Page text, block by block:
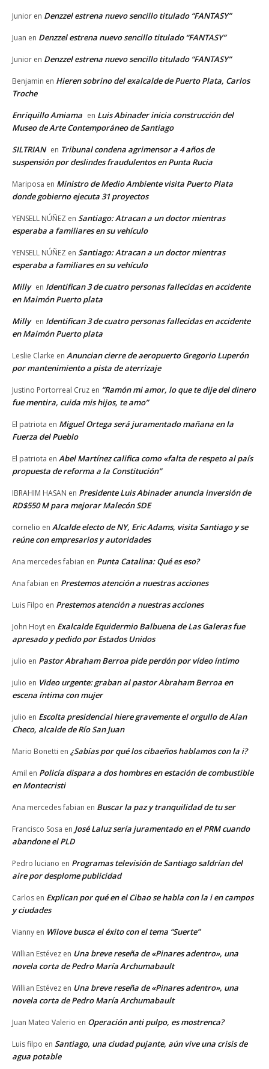
Junior en Denzzel estrena nuevo sencillo titulado “FANTASY”
Juan en Denzzel estrena nuevo sencillo titulado “FANTASY”
Junior en Denzzel estrena nuevo sencillo titulado “FANTASY”
Benjamin en Hieren sobrino del exalcalde de Puerto Plata, Carlos
Troche
Enriquillo Amiama en Luis Abinader inicia construcción del
Museo de Arte Contemporáneo de Santiago
SILTRIAN en Tribunal condena agrimensor a 4 años de
suspensión por deslindes fraudulentos en Punta Rucia
Mariposa en Ministro de Medio Ambiente visita Puerto Plata
donde gobierno ejecuta 31 proyectos
YENSELL NÚÑEZ en Santiago: Atracan a un doctor mientras
esperaba a familiares en su vehículo
YENSELL NÚÑEZ en Santiago: Atracan a un doctor mientras
esperaba a familiares en su vehículo
Milly en Identifican 3 de cuatro personas fallecidas en accidente
en Maimón Puerto plata
Milly en Identifican 3 de cuatro personas fallecidas en accidente
en Maimón Puerto plata
Leslie Clarke en Anuncian cierre de aeropuerto Gregorio Luperón
por mantenimiento a pista de aterrizaje
Justino Portorreal Cruz en “Ramón mi amor, lo que te dije del dinero
fue mentira, cuida mis hijos, te amo”
El patriota en Miguel Ortega será juramentado mañana en la
Fuerza del Pueblo
El patriota en Abel Martínez califica como «falta de respeto al país
propuesta de reforma a la Constitución”
IBRAHIM HASAN en Presidente Luis Abinader anuncia inversión de
RD$550 M para mejorar Malecón SDE
cornelio en Alcalde electo de NY, Eric Adams, visita Santiago y se
reúne con empresarios y autoridades
Ana mercedes fabian en Punta Catalina: Qué es eso?
Ana fabian en Prestemos atención a nuestras acciones
Luis Filpo en Prestemos atención a nuestras acciones
John Hoyt en Exalcalde Equidermio Balbuena de Las Galeras fue
apresado y pedido por Estados Unidos
julio en Pastor Abraham Berroa pide perdón por vídeo íntimo
julio en Video urgente: graban al pastor Abraham Berroa en
escena íntima con mujer
julio en Escolta presidencial hiere gravemente el orgullo de Alan
Checo, alcalde de Río San Juan
Mario Bonetti en ¿Sabías por qué los cibaeños hablamos con la i?
Amil en Policía dispara a dos hombres en estación de combustible
en Montecristi
Ana mercedes fabian en Buscar la paz y tranquilidad de tu ser
Francisco Sosa en José Laluz sería juramentado en el PRM cuando
abandone el PLD
Pedro luciano en Programas televisión de Santiago saldrían del
aire por desplome publicidad
Carlos en Explican por qué en el Cibao se habla con la i en campos
y ciudades
Vianny en Wilove busca el éxito con el tema “Suerte”
Willian Estévez en Una breve reseña de «Pinares adentro», una
novela corta de Pedro María Archumabault
Willian Estévez en Una breve reseña de «Pinares adentro», una
novela corta de Pedro María Archumabault
Juan Mateo Valerio en Operación anti pulpo, es mostrenca?
Luis filpo en Santiago, una ciudad pujante, aún vive una crisis de
agua potable